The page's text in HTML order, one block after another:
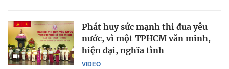
VIDEO
Phát huy sức mạnh thi đua yêu
nước, vì một TPHCM văn minh,
hiện đại, nghĩa tình